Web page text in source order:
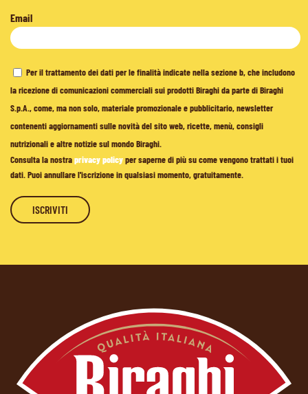
Email
Per il trattamento dei dati per le finalità indicate nella sezione b, che includono
la ricezione di comunicazioni commerciali sui prodotti Biraghi da parte di Biraghi
S.p.A., come, ma non solo, materiale promozionale e pubblicitario, newsletter
contenenti aggiornamenti sulle novità del sito web, ricette, menù, consigli
nutrizionali e altre notizie sul mondo Biraghi.
Consulta la nostraprivacy policyper saperne di più su come vengono trattati i tuoi
dati. Puoi annullare l'iscrizione in qualsiasi momento, gratuitamente.